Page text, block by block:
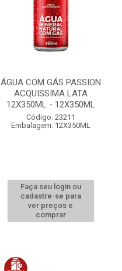
ÁGUA COM GÁS PASSION
ACQUISSIMA LATA
12X350ML - 12X350ML
Código: 23211
Embalagem: 12X350ML
Faça seu login ou
cadastre-se para
ver preços e
comprar